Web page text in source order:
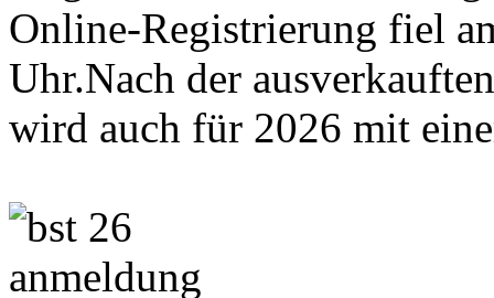
Online-Registrierung fiel
Uhr.Nach der
wird auch für 2026 mit